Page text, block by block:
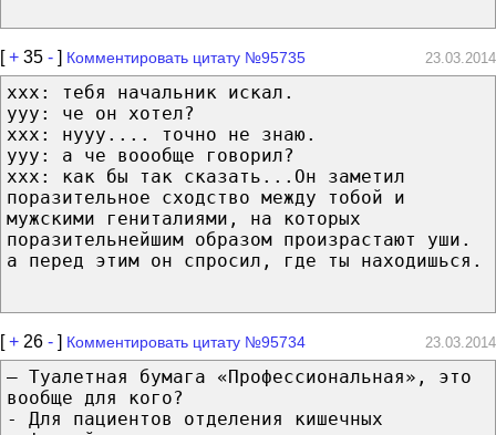
[+ 35 - ] Комментировать цитату №95735 23.03.2014
ххх: тебя начальник искал.
ууу: че он хотел?
ххх: нууу.... точно не знаю.
ууу: а че воообще говорил?
ххх: как бы так сказать...Он заметил
поразительное сходство между тобой и
мужскими гениталиями, на которых
поразительнейшим образом произрастают уши.
а перед этим он спросил, где ты находишься.
[+ 26 - ] Комментировать цитату №95734 23.03.2014
– Туалетная бумага «Профессиональная», это
вообще для кого?
- Для пациентов отделения кишечных